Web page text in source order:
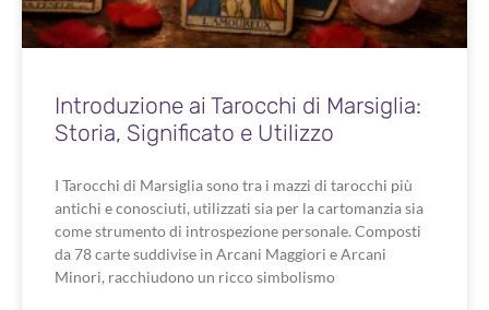
Introduzione ai Tarocchi di Marsiglia:
Storia, Significato e Utilizzo
I Tarocchi di Marsiglia sono tra i mazzi di tarocchi più
antichi e conosciuti, utilizzati sia per la cartomanzia sia
come strumento di introspezione personale. Composti
da 78 carte suddivise in Arcani Maggiori e Arcani
Minori, racchiudono un ricco simbolismo